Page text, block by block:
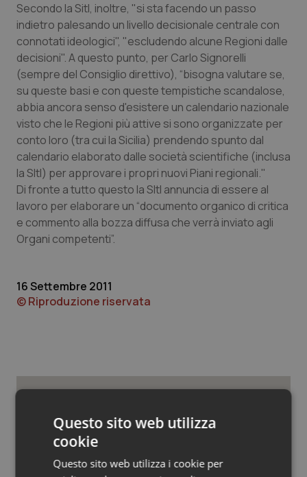
Sardegna
Sicilia
Toscana
Umbria
Valle D’Aosta
Veneto
Malattia di Crohn & Rettocolite Ulcerosa
Neuroscienze & patologie neurodegenerative
Obesità
Oftalmologia
Oncodermatologia
Oncoematologia
Oncologia & Nutrizione
Psoriasi & pelle
Quotidiano Oncologia
Quotidiano Pediatria
Rene & patologie urogenitali
Secondo la SitI, inoltre, "si sta facendo un passo
indietro palesando un livello decisionale centrale con
connotati ideologici", "escludendo alcune Regioni dalle
decisioni". A questo punto, per Carlo Signorelli
(sempre del Consiglio direttivo), “bisogna valutare se,
su queste basi e con queste tempistiche scandalose,
abbia ancora senso d'esistere un calendario nazionale
visto che le Regioni più attive si sono organizzate per
conto loro (tra cui la Sicilia) prendendo spunto dal
calendario elaborato dalle società scientifiche (inclusa
la SItI) per approvare i propri nuovi Piani regionali."
Di fronte a tutto questo la SItI annuncia di essere al
lavoro per elaborare un “documento organico di critica
e commento alla bozza diffusa che verrà inviato agli
Organi competenti”.
16 Settembre 2011
© Riproduzione riservata
Potrebbe interessarti in
Lavoro e Professioni
Questo sito web utilizza
cookie
Questo sito web utilizza i cookie per